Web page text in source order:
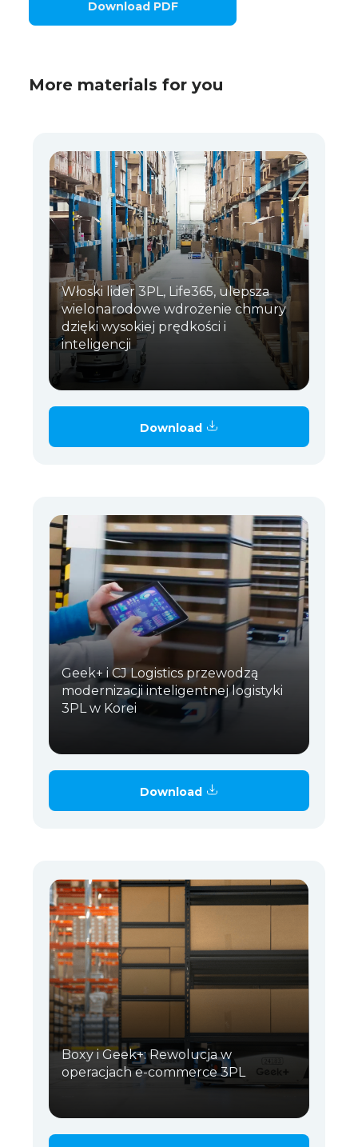
Download PDF
More materials for you
Włoski lider 3PL, Life365, ulepsza
wielonarodowe wdrożenie chmury
dzięki wysokiej prędkości i
inteligencji
Download
Geek+ i CJ Logistics przewodzą
modernizacji inteligentnej logistyki
3PL w Korei
Download
Boxy i Geek+: Rewolucja w
operacjach e-commerce 3PL